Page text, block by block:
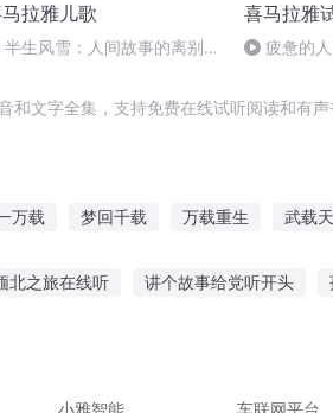
拉雅儿歌
半生风雪：人间故事的离别与
喜马拉雅
疲惫的
文字全集，支持免费在线试听阅读和有声
万载 梦回千载 万载重生 武载
北之旅在线听 讲个故事给党听开头
小雅智能 车联网平台